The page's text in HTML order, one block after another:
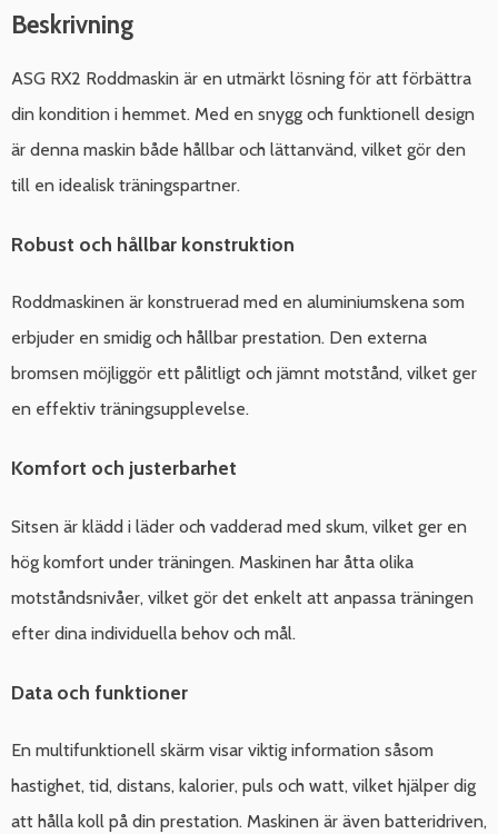
Beskrivning
ASG RX2 Roddmaskin är en utmärkt lösning för att förbättra
din kondition i hemmet. Med en snygg och funktionell design
är denna maskin både hållbar och lättanvänd, vilket gör den
till en idealisk träningspartner.
Robust och hållbar konstruktion
Roddmaskinen är konstruerad med en aluminiumskena som
erbjuder en smidig och hållbar prestation. Den externa
bromsen möjliggör ett pålitligt och jämnt motstånd, vilket ger
en effektiv träningsupplevelse.
Komfort och justerbarhet
Sitsen är klädd i läder och vadderad med skum, vilket ger en
hög komfort under träningen. Maskinen har åtta olika
motståndsnivåer, vilket gör det enkelt att anpassa träningen
efter dina individuella behov och mål.
Data och funktioner
En multifunktionell skärm visar viktig information såsom
hastighet, tid, distans, kalorier, puls och watt, vilket hjälper dig
att hålla koll på din prestation. Maskinen är även batteridriven,